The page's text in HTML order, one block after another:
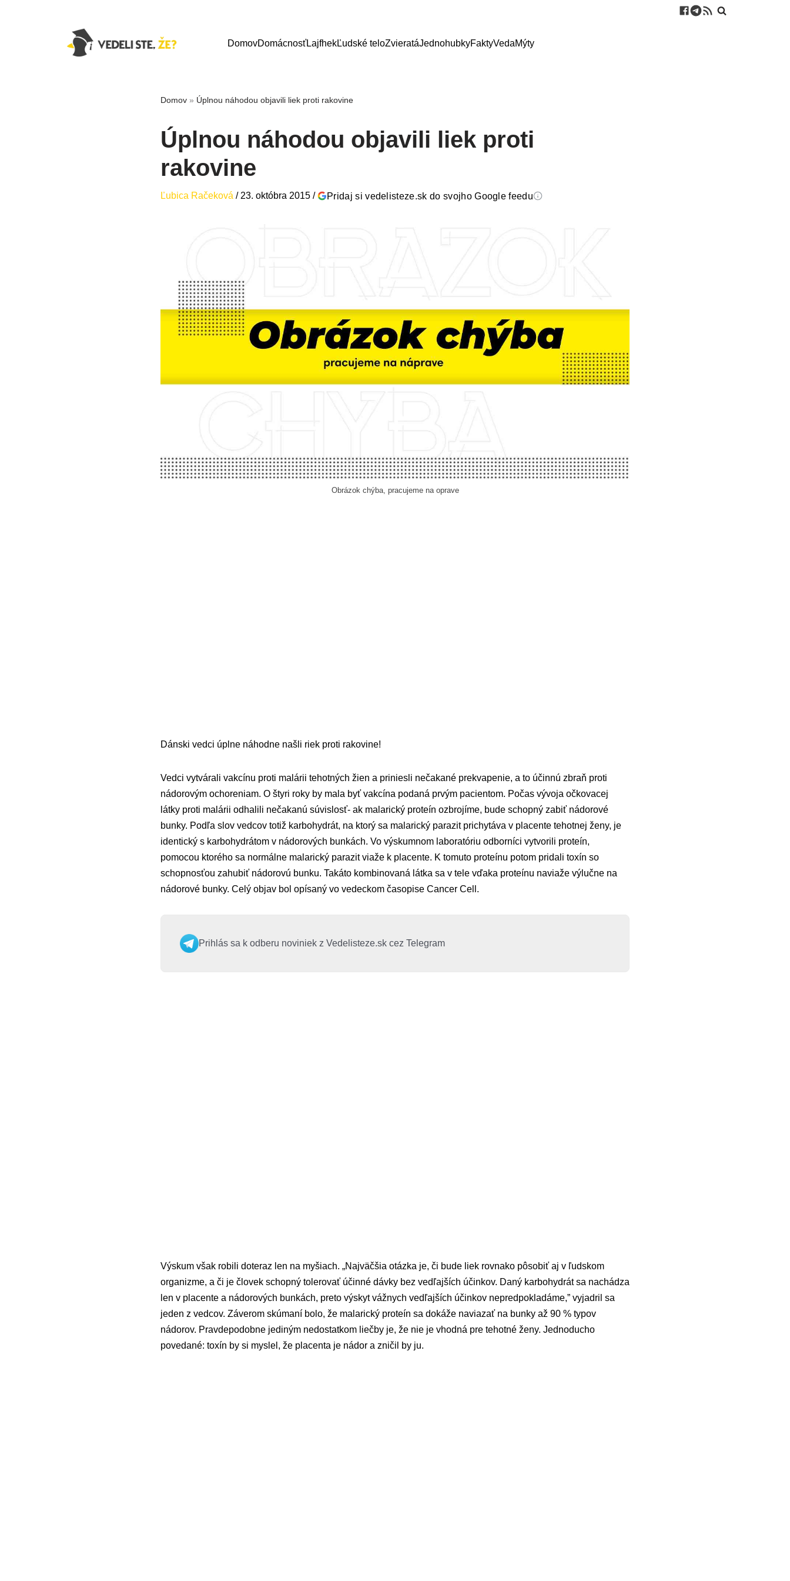
DomovDomácnosťLajfhekĽudské teloZvieratáJednohubkyFaktyVedaMýty
Domov » Úplnou náhodou objavili liek proti rakovine
Úplnou náhodou objavili liek proti
rakovine
Ľubica Račeková / 23. októbra 2015 / Pridaj si vedelisteze.sk do svojho Google feedu
Obrázok chýba, pracujeme na oprave
Dánski vedci úplne náhodne našli riek proti rakovine!
Vedci vytvárali vakcínu proti malárii tehotných žien a priniesli nečakané prekvapenie, a to účinnú zbraň proti
nádorovým ochoreniam. O štyri roky by mala byť vakcína podaná prvým pacientom. Počas vývoja očkovacej
látky proti malárii odhalili nečakanú súvislosť- ak malarický proteín ozbrojíme, bude schopný zabiť nádorové
bunky. Podľa slov vedcov totiž karbohydrát, na ktorý sa malarický parazit prichytáva v placente tehotnej ženy, je
identický s karbohydrátom v nádorových bunkách. Vo výskumnom laboratóriu odborníci vytvorili proteín,
pomocou ktorého sa normálne malarický parazit viaže k placente. K tomuto proteínu potom pridali toxín so
schopnosťou zahubiť nádorovú bunku. Takáto kombinovaná látka sa v tele vďaka proteínu naviaže výlučne na
nádorové bunky. Celý objav bol opísaný vo vedeckom časopise Cancer Cell.
Prihlás sa k odberu noviniek z Vedelisteze.sk cez Telegram
Výskum však robili doteraz len na myšiach. „Najväčšia otázka je, či bude liek rovnako pôsobiť aj v ľudskom
organizme, a či je človek schopný tolerovať účinné dávky bez vedľajších účinkov. Daný karbohydrát sa nachádza
len v placente a nádorových bunkách, preto výskyt vážnych vedľajších účinkov nepredpokladáme,” vyjadril sa
jeden z vedcov. Záverom skúmaní bolo, že malarický proteín sa dokáže naviazať na bunky až 90 % typov
nádorov. Pravdepodobne jediným nedostatkom liečby je, že nie je vhodná pre tehotné ženy. Jednoducho
povedané: toxín by si myslel, že placenta je nádor a zničil by ju.